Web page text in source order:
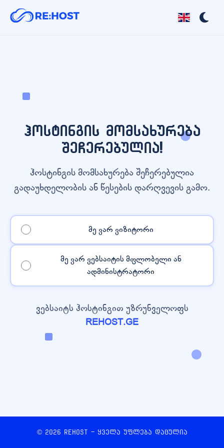
ჰოსტინგის მომსახურება
შეჩერებულია!
ჰოსტინგის მომსახურება შეჩერებულია
გადაუხდელობის ან წესების დარღვევის გამო.
მე ვარ ვიზიტორი
მე ვარ ვებსაიტის მფლობელი ან
ადმინისტრატორი
ვებსაიტს ჰოსტინგით უზრუნველოფს
REHOST.GE
© 2026 REHOST - ყველა უფლება დაცულია